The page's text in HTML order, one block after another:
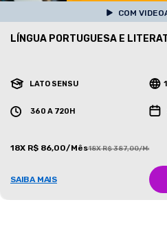
COM
LÍNGUA PORTUGUESA E
LATO SENSU
360 A 720H
18X R$ 86,00/Mês18X R$ 387,00/Mês
SAIBA MAIS